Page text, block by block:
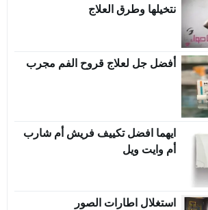
نتخيلها وطرق العلاج
أفضل جل لعلاج قروح الفم مجرب
ايهما افضل تكييف فريش أم شارب
أم وايت ويل
استغلال اطارات الصور